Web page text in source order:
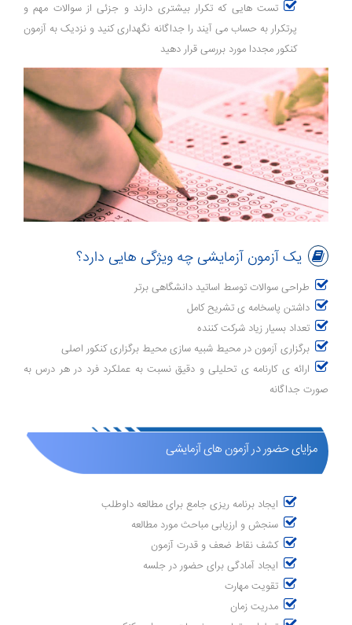
تست هایی که تکرار بیشتری دارند و جزئی از سوالات مهم و
پرتکرار به حساب می آیند را جداگانه نگهداری کنید و نزدیک به آزمون
کنکور مجددا مورد بررسی قرار دهید
یک آزمون آزمایشی چه ویژگی هایی دارد؟
طراحی سوالات توسط اساتید دانشگاهی برتر
داشتن پاسخامه ی تشریح کامل
تعداد بسیار زیاد شرکت کننده
برگزاری آزمون در محیط شبیه سازی محیط برگزاری کنکور اصلی
ارائه ی کارنامه ی تحلیلی و دقیق نسبت به عملکرد فرد در هر درس به
صورت جداگانه
مزایای حضور در آزمون های آزمایشی
ایجاد برنامه ریزی جامع برای مطالعه داوطلب
سنجش و ارزیابی مباحث مورد مطالعه
کشف نقاط ضعف و قدرت آزمون
ایجاد آمادگی برای حضور در جلسه
تقویت مهارت
مدریت زمان